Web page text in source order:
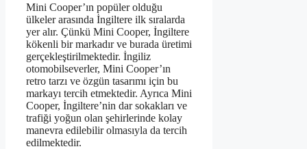
Mini Cooper’ın popüler olduğu
ülkeler arasında İngiltere ilk sıralarda
yer alır. Çünkü Mini Cooper, İngiltere
kökenli bir markadır ve burada üretimi
gerçekleştirilmektedir. İngiliz
otomobilseverler, Mini Cooper’ın
retro tarzı ve özgün tasarımı için bu
markayı tercih etmektedir. Ayrıca Mini
Cooper, İngiltere’nin dar sokakları ve
trafiği yoğun olan şehirlerinde kolay
manevra edilebilir olmasıyla da tercih
edilmektedir.